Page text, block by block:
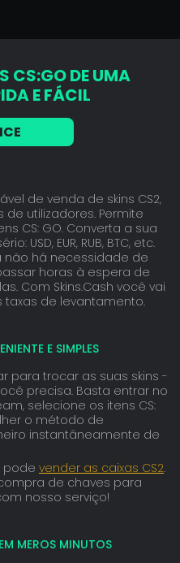
CS:GO DE UMA
E FÁCIL
de venda de skins CS2,
utilizadores. Permite
CS: GO. Converta a sua
USD, EUR, RUB, BTC, etc.
não há necessidade de
horas à espera de
Com Skins.Cash você vai
de levantamento.
E SIMPLES
para trocar as suas skins -
precisa. Basta entrar no
selecione os itens CS:
o método de
instantâneamente de
pode vender as caixas CS2.
de chaves para
nosso serviço!
MEROS MINUTOS